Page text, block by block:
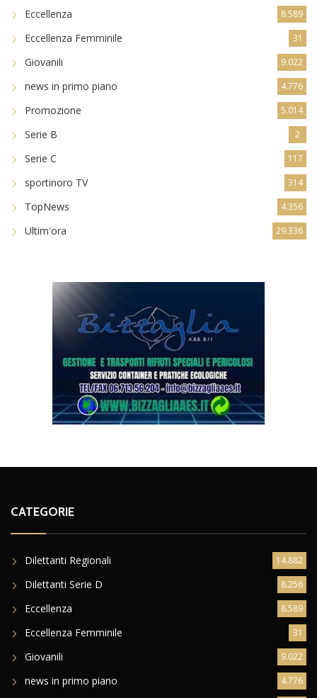
Eccellenza 8.589
Eccellenza Femminile 31
Giovanili 9.022
news in primo piano 4.776
Promozione 5.014
Serie B 2
Serie C 117
sportinoro TV 314
TopNews 4.356
Ultim'ora 29.336
CATEGORIE
Dilettanti Regionali 14.882
Dilettanti Serie D 8.256
Eccellenza 8.589
Eccellenza Femminile 31
Giovanili 9.022
news in primo piano 4.776